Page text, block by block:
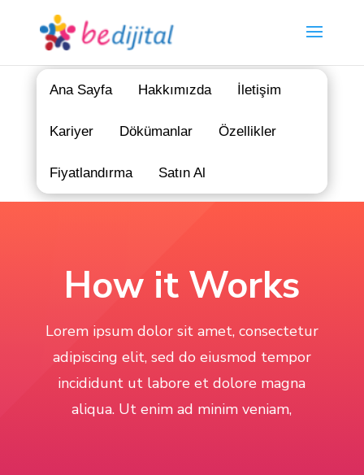
Ana Sayfa Hakkımızda İletişim
Kariyer Dökümanlar Özellikler
Fiyatlandırma Satın Al
How it Works
Lorem ipsum dolor sit amet, consectetur
adipiscing elit, sed do eiusmod tempor
incididunt ut labore et dolore magna
aliqua. Ut enim ad minim veniam,